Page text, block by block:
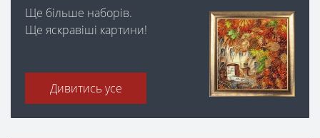
Ще більше наборів.
Ще яскравіші картини!
Дивитись усе